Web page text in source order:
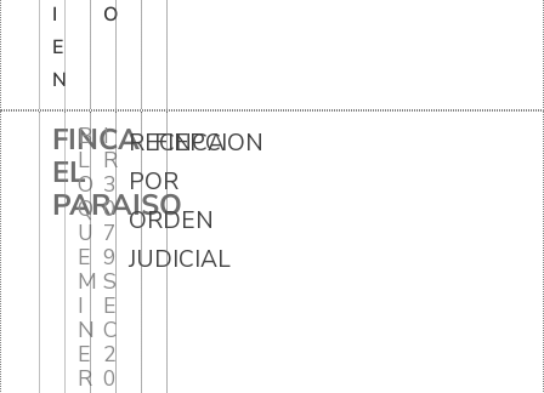
I
E
N
O
FINCA
EL
PARAISO
B
L
O
Q
U
E
M
I
N
E
R
I
R
3
0
7
9
S
E
C
2
0
RECEPCION
POR
ORDEN
JUDICIAL
FINCA